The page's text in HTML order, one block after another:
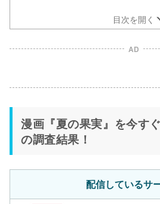
目次を開く
AD
漫画『夏の果実』を今す
の調査結果！
配信しているサ